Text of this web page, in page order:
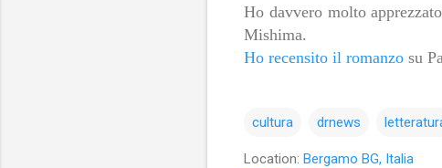
Ho davvero molto
Mishima.
Ho recensito il romanzo su
cultura drnews
Location: Bergamo BG, Italia